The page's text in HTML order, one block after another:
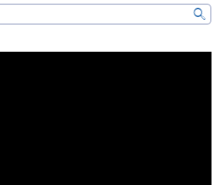
搜